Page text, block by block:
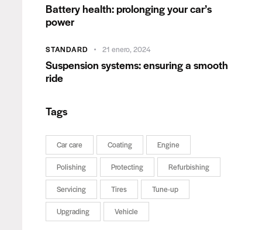
Battery health: prolonging your car’s
power
STANDARD 21 enero, 2024
Suspension systems: ensuring a smooth
ride
Tags
Car care Coating Engine
Polishing Protecting Refurbishing
Servicing Tires Tune-up
Upgrading Vehicle